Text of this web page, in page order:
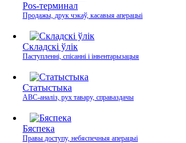
Pos-терминал
Продажы, друк чэкаў, касавыя аперацыі
Складскі ўлік
Паступленні, спісанні і інвентарызацыя
Статыстыка
ABC-аналіз, рух тавару, справаздачы
Бяспека
Правы доступу, небяспечныя аперацыі